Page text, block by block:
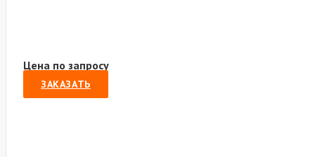
Цена по запросу
ЗАКАЗАТЬ